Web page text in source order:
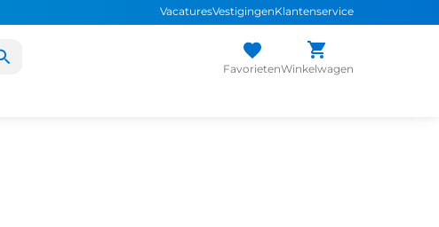
merken Persoonlijk adviesvan de expert
VacaturesVestigingenKlantenservice
FavorietenWinkelwagen